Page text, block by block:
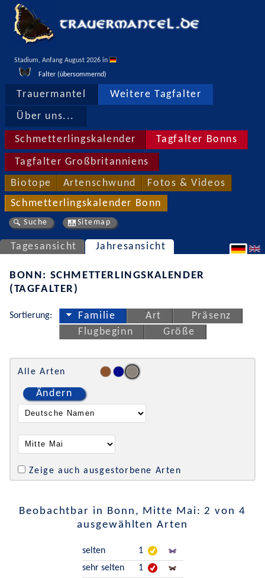
Stadium, Anfang August 2026 in
Falter (übersommernd)
Trauermantel Weitere Tagfalter
Über uns...
Schmetterlingskalender Tagfalter Bonns
Tagfalter Großbritanniens
Biotope Artenschwund Fotos & Videos
Schmetterlingskalender Bonn
Suche Sitemap
Tagesansicht Jahresansicht
BONN: SCHMETTERLINGSKALENDER
(TAGFALTER)
Sortierung: Familie Art
Präsenz
Flugbeginn
Größe
Alle Arten
Ändern
Zeige auch ausgestorbene Arten
Beobachtbar in Bonn, Mitte Mai: 2 von 4
ausgewählten Arten
selten
1
sehr selten
1